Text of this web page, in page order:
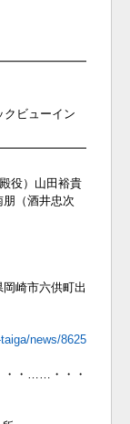
クビューイン
役）山田裕貴
朋（酒井忠次
岡崎市六供町出
news/8625
・……・・・